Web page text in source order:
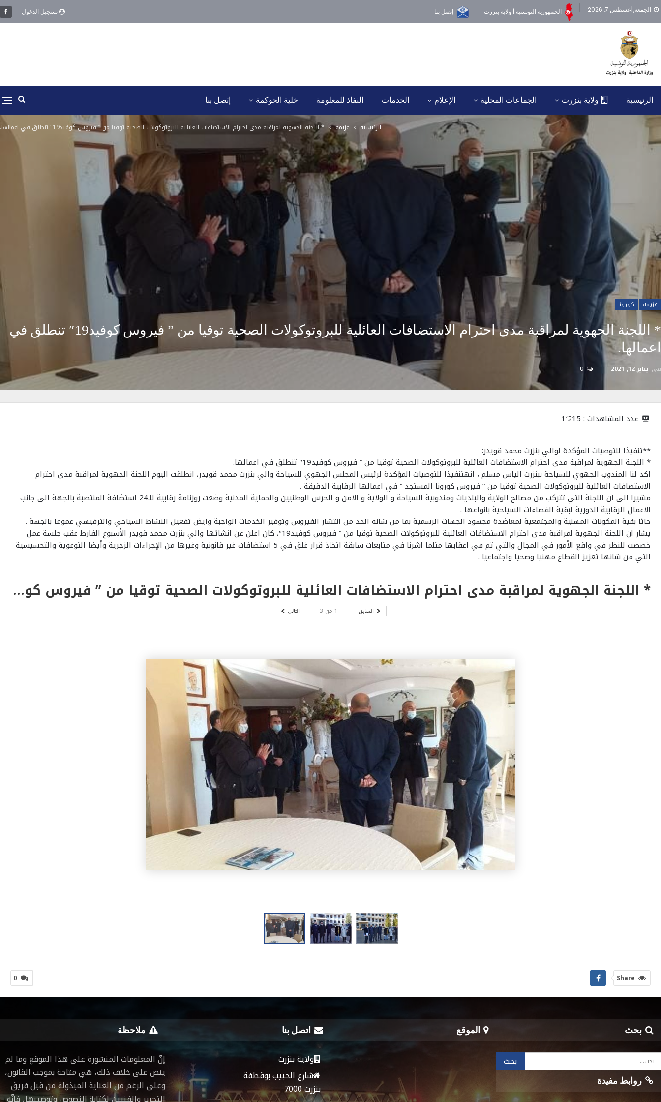
تسجيل الدخول الجمعة, أغسطس 7, 2026 الجمهورية التونسية | ولاية بنزرت إتصل بنا
الرئيسية ولاية بنزرت الجماعات المحلية الإعلام الخدمات النفاذ للمعلومة خلية الحوكمة إتصل بنا
الرئيسية عزيمة * اللجنة الجهوية لمراقبة مدى احترام الاستضافات العائلية للبروتوكولات الصحية توقيا من ” فيروس كوفيد19″ تنطلق في اعمالها.
عزيمة كورونا
* اللجنة الجهوية لمراقبة مدى احترام الاستضافات العائلية للبروتوكولات الصحية توقيا من ” فيروس كوفيد19″ تنطلق في
اعمالها.
في يناير 12, 2021
عدد المشاهدات : 1٬215
**تنفيذا للتوصيات المؤكدة لوالي بنزرت محمد قويدر:
* اللجنة الجهوية لمراقبة مدى احترام الاستضافات العائلية للبروتوكولات الصحية توقيا من ” فيروس كوفيد19″ تنطلق في اعمالها.
اكد لنا المندوب الجهوي للسياحة ببنزرت الياس مسلم ، انهتنفيذا للتوصيات المؤكدة لرئيس المجلس الجهوي للسياحة والي بنزرت محمد قويدر، انطلقت اليوم اللجنة الجهوية لمراقبة مدى احترام
الاستضافات العائلية للبروتوكولات الصحية توقيا من ” فيروس كورونا المستجد ” في اعمالها الرقابية الدقيقة .
مشيرا الى ان اللجنة التي تتركب من مصالح الولاية والبلديات ومندوبية السياحة و الولاية و الامن و الحرس الوطنيين والحماية المدنية وضعت روزنامة رقابية للـ24 استضافة المنتصبة بالجهة الى جانب
الاعمال الرقابية الدورية لبقية الفضاءات السياحية بانواعها .
حاثا بقية المكونات المهنية والمجتمعية لمعاضدة مجهود الجهات الرسمية بما من شانه الحد من انتشار الفيروس وتوفير الخدمات الواجبة وايض تفعيل النشاط السياحي والترفيهي عموما بالجهة .
يشار ان اللجنة الجهوية لمراقبة مدى احترام الاستضافات العائلية للبروتوكولات الصحية توقيا من ” فيروس كوفيد19″، كان اعلن عن انشائها والي بنزرت محمد قويدر الأسبوع الفارط عقب جلسة عمل
خصصت للنظر في واقع الأمور في المجال والتي تم في اعقابها مثلما اشرنا في متابعات سابقة اتخاذ قرار غلق في 5 استضافات غير قانونية وغيرها من الإجراءات الزجرية وأيضا التوعوية والتحسيسية
التي من شانها تعزيز القطاع مهنيا وصحيا واجتماعيا .
* اللجنة الجهوية لمراقبة مدى احترام الاستضافات العائلية للبروتوكولات الصحية توقيا من ” فيروس كوفيد19″ تنطلق في اعمالها.
السابق 1 من 3 التالي
0 Share
بحث
روابط مفيدة
الموقع اتصل بنا
ولاية بنزرت
شارع الحبيب بوقطفة
بنزرت 7000
ملاحظة
إنّ المعلومات المنشورة على هذا الموقع وما لم
ينص على خلاف ذلك، هي متاحة بموجب القانون،
وعلى الرغم من العناية المبذولة من قبل فريق
التحرير والفنيين لكتابة النصوص وتوضيبها، فإنّه